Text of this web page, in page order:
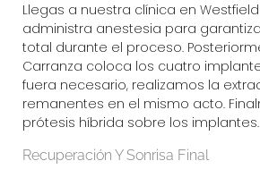
Llegas a nuestra clínica en
administra anestesia para
total durante el proceso.
Carranza coloca los cuatro
fuera necesario, realizamos la
remanentes en el mismo acto.
prótesis híbrida sobre los implantes.
Recuperación Y Sonrisa Final